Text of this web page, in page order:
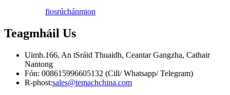
fiosrúchánmion
Teagmháil Us
Uimh.166, An tSráid Thuaidh, Ceantar Gangzha, Cathair
Nantong
Fón: 008615996605132 (Cill/ Whatsapp/ Telegram)
R-phost:sales@temachchina.com